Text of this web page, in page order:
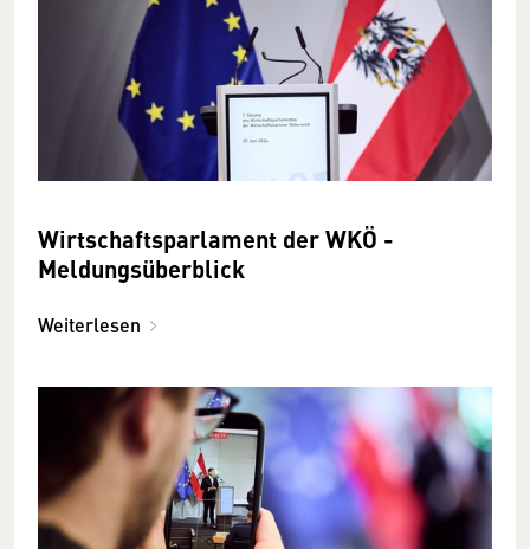
Wirtschaftsparlament der WKÖ -
Meldungsüberblick
Weiterlesen